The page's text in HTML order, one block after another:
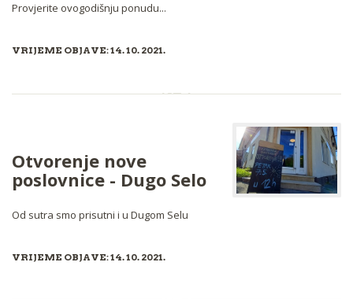
Provjerite ovogodišnju ponudu...
VRIJEME OBJAVE: 14. 10. 2021.
Otvorenje nove
poslovnice - Dugo Selo
Od sutra smo prisutni i u Dugom Selu
VRIJEME OBJAVE: 14. 10. 2021.